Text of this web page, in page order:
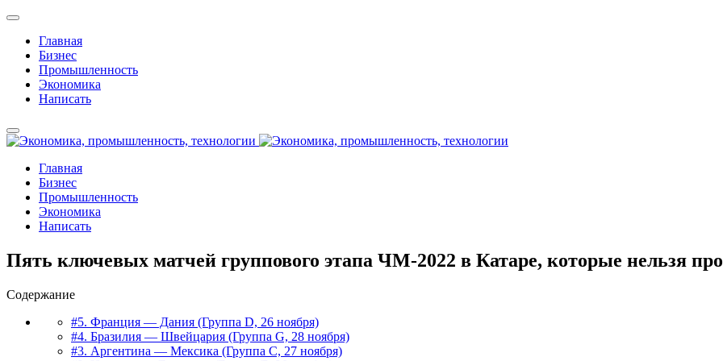
Главная
Бизнес
Промышленность
Экономика
Написать
Главная
Бизнес
Промышленность
Экономика
Написать
Пять ключевых матчей группового этапа ЧМ-2022 в Катаре, которые нельзя
Содержание
#5. Франция — Дания (Группа D, 26 ноября)
#4. Бразилия — Швейцария (Группа G, 28 ноября)
#3. Аргентина — Мексика (Группа C, 27 ноября)